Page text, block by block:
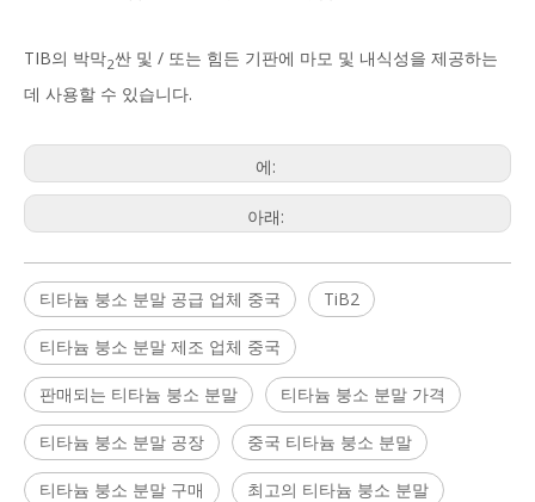
TIB의 박막2싼 및 / 또는 힘든 기판에 마모 및 내식성을 제공하는
데 사용할 수 있습니다.
에:
아래:
티타늄 붕소 분말 공급 업체 중국 TiB2
티타늄 붕소 분말 제조 업체 중국
판매되는 티타늄 붕소 분말 티타늄 붕소 분말 가격
티타늄 붕소 분말 공장 중국 티타늄 붕소 분말
티타늄 붕소 분말 구매 최고의 티타늄 붕소 분말